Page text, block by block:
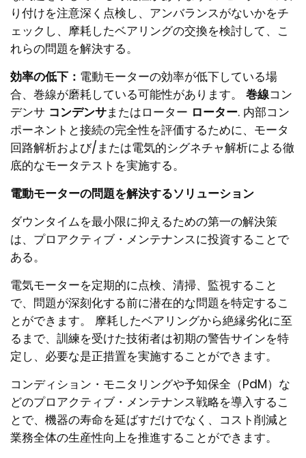
り付けを注意深く点検し、アンバランスがないかをチ
ェックし、摩耗したベアリングの交換を検討して、こ
れらの問題を解決する。
効率の低下： 電動モーターの効率が低下している場
合、巻線が磨耗している可能性があります。 巻線コン
デンサ コンデンサまたはローター ローター. 内部コン
ポーネントと接続の完全性を評価するために、モータ
回路解析および/または電気的シグネチャ解析による徹
底的なモータテストを実施する。
電動モーターの問題を解決するソリューション
ダウンタイムを最小限に抑えるための第一の解決策
は、プロアクティブ・メンテナンスに投資することで
ある。
電気モーターを定期的に点検、清掃、監視すること
で、問題が深刻化する前に潜在的な問題を特定するこ
とができます。 摩耗したベアリングから絶縁劣化に至
るまで、訓練を受けた技術者は初期の警告サインを特
定し、必要な是正措置を実施することができます。
コンディション・モニタリングや予知保全（PdM）な
どのプロアクティブ・メンテナンス戦略を導入するこ
とで、機器の寿命を延ばすだけでなく、コスト削減と
業務全体の生産性向上を推進することができます。